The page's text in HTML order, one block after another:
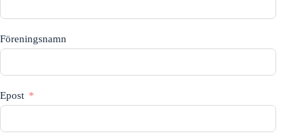
Föreningsnamn
Epost